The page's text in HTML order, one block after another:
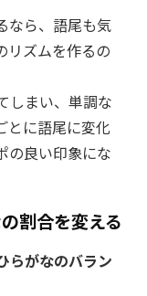
なら、語尾も気
リズムを作るの
しまい、単調な
とに語尾に変化
の良い印象にな
割合を変える
らがなのバラン